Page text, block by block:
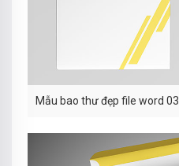
Mẫu bao thư đẹp file word 03